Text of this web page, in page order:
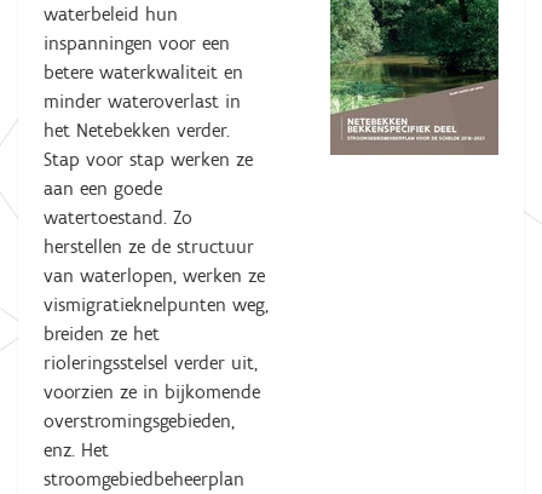
waterbeleid hun
inspanningen voor een
betere waterkwaliteit en
minder wateroverlast in
het Netebekken verder.
Stap voor stap werken ze
aan een goede
watertoestand. Zo
herstellen ze de structuur
van waterlopen, werken ze
vismigratieknelpunten weg,
breiden ze het
rioleringsstelsel verder uit,
voorzien ze in bijkomende
overstromingsgebieden,
enz. Het
stroomgebiedbeheerplan